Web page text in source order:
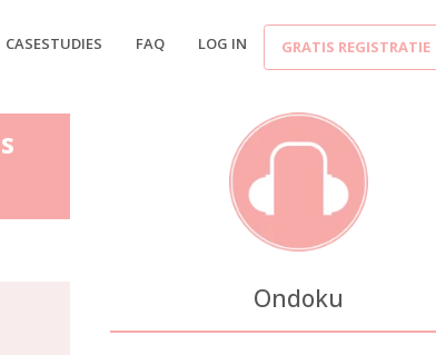
CASESTUDIES FAQ LOG IN GRATIS REGISTRATIE
Ondoku